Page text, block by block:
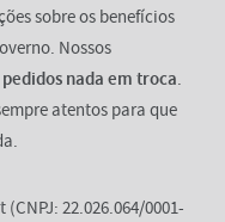
sobre os benefícios
Nossos
nada em troca.
atentos para que
22.026.064/0001-